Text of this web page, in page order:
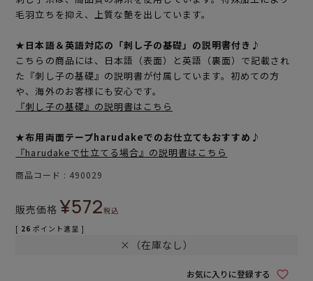
毛羽立ちを抑え、上質な艶を出しています。
★日本語＆英語対応の「刺し子の基礎」の説明書付き♪
こちらの商品には、日本語（表面）と英語（裏面）で記載され
た『刺し子の基礎』の説明書が付属しています。初めての方
や、海外のお客様にも安心です。
『刺し子の基礎』の説明書はこちら
★布用両面テープharudakeでのお仕立てもおすすめ♪
『harudakeで仕立てる場合』の説明書はこちら
商品コード 490029
販売価格 ¥572税込
[ 26 ポイント進呈 ]
×（在庫なし）
お気に入りに登録する